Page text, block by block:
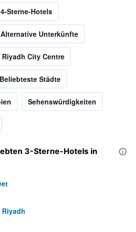
4-Sterne-Hotels
Alternative Unterkünfte
City Centre
Beliebteste Städte
Sehenswürdigkeiten
3-Sterne-Hotels in
Riyadh